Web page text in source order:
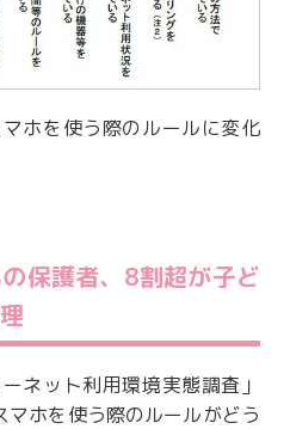
ホを使う際のルールに変化
保護者、8割超が子ど
ネット利用環境実態調査」
ホを使う際のルールがどう